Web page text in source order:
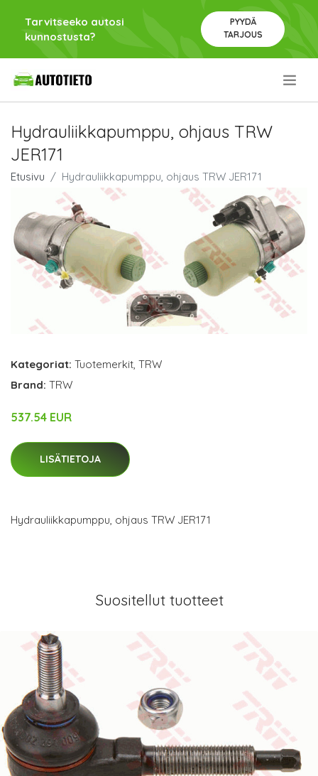
Tarvitseeko autosi
kunnostusta?
PYYDÄ
TARJOUS
Hydrauliikkapumppu, ohjaus TRW
JER171
Etusivu Hydrauliikkapumppu, ohjaus TRW JER171
Kategoriat: Tuotemerkit, TRW
Brand: TRW
537.54 EUR
LISÄTIETOJA
Hydrauliikkapumppu, ohjaus TRW JER171
Suositellut tuotteet